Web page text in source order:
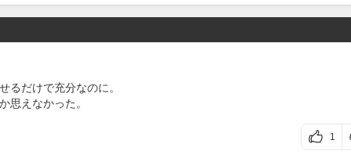
るだけで充分なのに。
思えなかった。
1